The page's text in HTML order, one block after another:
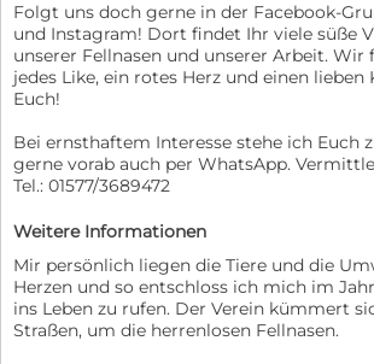
Folgt uns doch gerne in der Facebook-
und Instagram! Dort findet Ihr viele süße
unserer Fellnasen und unserer Arbeit. Wir
jedes Like, ein rotes Herz und einen
Euch!
Bei ernsthaftem Interesse stehe ich Euch
gerne vorab auch per WhatsApp.
Tel.: 01577/3689472
Weitere Informationen
Mir persönlich liegen die Tiere und die
Herzen und so entschloss ich mich im
ins Leben zu rufen. Der Verein kümmert
Straßen, um die herrenlosen Fellnasen.